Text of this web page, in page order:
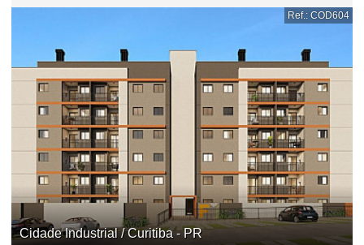
Ref.: COD604
Cidade Industrial / Curitiba - PR